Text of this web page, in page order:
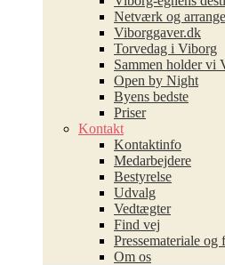
Netværk og
Viborggaver.dk
Torvedag i Viborg
Sammen holder vi
Open by Night
Byens bedste
Priser
Kontakt
Kontaktinfo
Medarbejdere
Bestyrelse
Udvalg
Vedtægter
Find vej
Pressemateriale og
Om os